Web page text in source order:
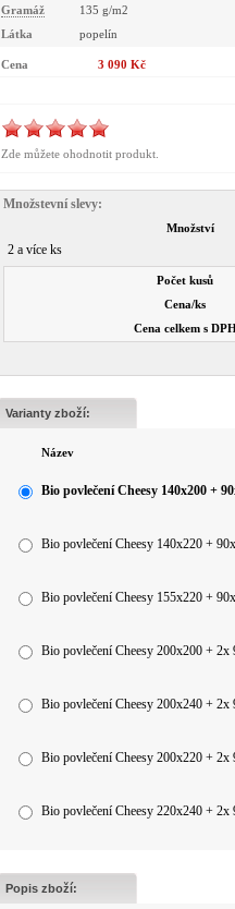
Gramáž
135 g/m2
Látka
popelín
Cena 3 090 Kč
Zde můžete ohodnotit produkt.
Množstevní slevy:
Množství
2 a více ks
Počet kusů
Cena/ks
Cena celkem s
Varianty zboží:
Název
Bio povlečení Cheesy 140x200 +
Bio povlečení Cheesy 140x220 +
Bio povlečení Cheesy 155x220 +
Bio povlečení Cheesy 200x200 + 2x
Bio povlečení Cheesy 200x240 + 2x
Bio povlečení Cheesy 200x220 + 2x
Bio povlečení Cheesy 220x240 + 2x
Popis zboží: